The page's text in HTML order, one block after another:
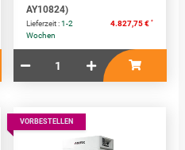
AY10824)
Lieferzeit :1-2
Wochen
4.827,75 € *
VORBESTELLEN